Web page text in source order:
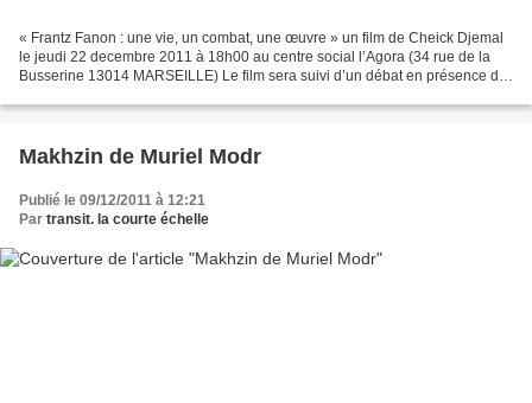
« Frantz Fanon : une vie, un combat, une œuvre » un film de Cheick Djemal
le jeudi 22 decembre 2011 à 18h00 au centre social l’Agora (34 rue de la
Busserine 13014 MARSEILLE) Le film sera suivi d’un débat en présence du
Makhzin de Muriel Modr
Publié le 09/12/2011 à 12:21
Par transit. la courte échelle